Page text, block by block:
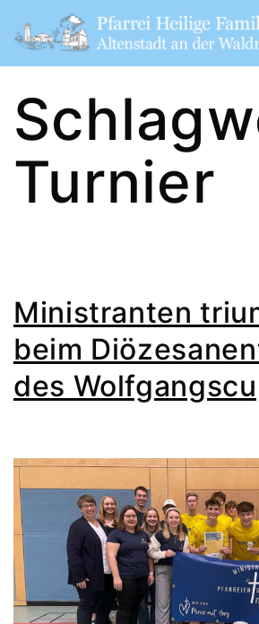
Inhalt
„Heilige
Familie"
Altenstadt
Turnier
Ministranten
beim
des